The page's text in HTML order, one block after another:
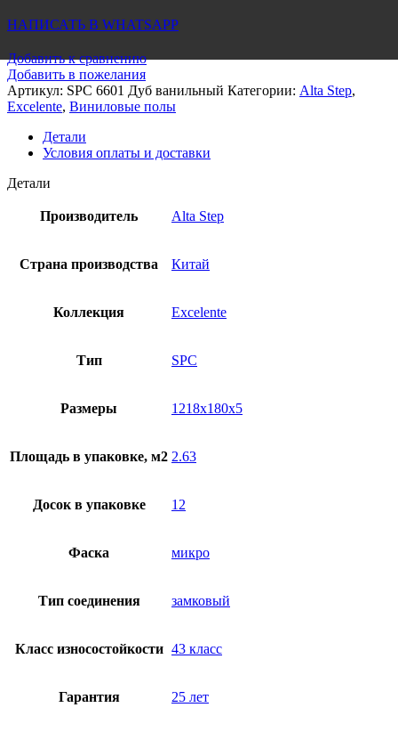
НАПИСАТЬ В WHATSAPP
Добавить к сравнению
Добавить в пожелания
Артикул: SPC 6601 Дуб ванильный Категории: Alta Step,
Excelente, Виниловые полы
Детали
Условия оплаты и доставки
Детали
Производитель Alta Step
Страна производства Китай
Коллекция Excelente
Тип SPC
Размеры 1218x180x5
Площадь в упаковке, м2 2.63
Досок в упаковке 12
Фаска микро
Тип соединения замковый
Класс износостойкости 43 класс
Гарантия 25 лет